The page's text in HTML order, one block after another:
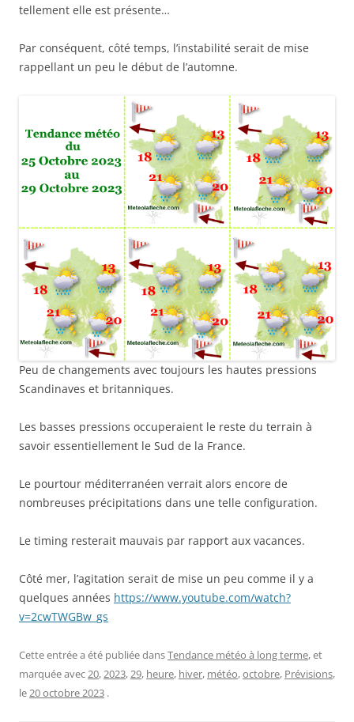
tellement elle est présente…
Par conséquent, côté temps, l’instabilité serait de mise
rappellant un peu le début de l’automne.
Peu de changements avec toujours les hautes pressions
Scandinaves et britanniques.
Les basses pressions occuperaient le reste du terrain à
savoir essentiellement le Sud de la France.
Le pourtour méditerranéen verrait alors encore de
nombreuses précipitations dans une telle configuration.
Le timing resterait mauvais par rapport aux vacances.
Côté mer, l’agitation serait de mise un peu comme il y a
quelques années https://www.youtube.com/watch?
v=2cwTWGBw_gs
Cette entrée a été publiée dansTendance météo à long terme, et
marquée avec20,2023,29, heure, hiver, météo,octobre, Prévisions,
le20 octobre 2023 .